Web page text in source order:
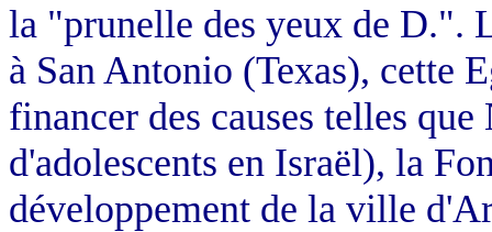
la "prunelle des yeux de D.".
à San Antonio (Texas), cette
financer des causes telles que
d'adolescents en Israël), la
développement de la ville